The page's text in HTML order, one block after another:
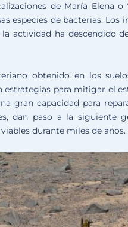
de María Elena o
especies de bacterias. Los
actividad ha descendido
obtenido en los
para mitigar el
gran capacidad para
dan paso a la siguiente
durante miles de años.